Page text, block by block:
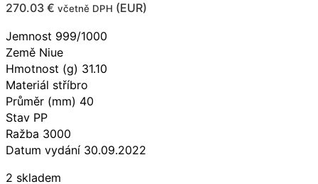
270.03 € včetně DPH (EUR)
Jemnost 999/1000
Země Niue
Hmotnost (g) 31.10
Materiál stříbro
Průměr (mm) 40
Stav PP
Ražba 3000
Datum vydání 30.09.2022
2 skladem